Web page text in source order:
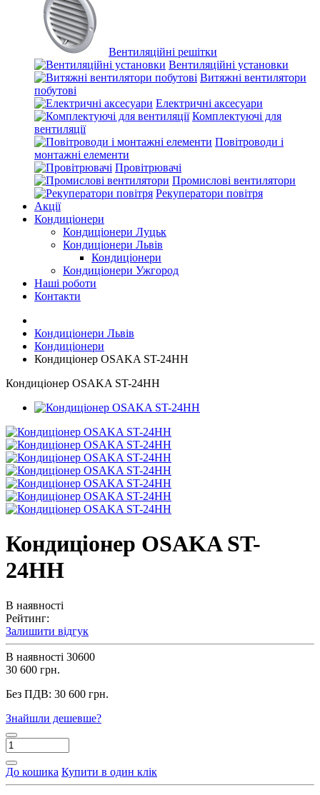
Вентиляційні решітки
Вентиляційні установки
Витяжні вентилятори
побутові
Електричні аксесуари
Комплектуючі для
вентиляції
Повітроводи і
монтажні елементи
Провітрювачі
Промислові вентилятори
Рекуператори повітря
Акції
Кондиціонери
Кондиціонери Луцьк
Кондиціонери Львів
Кондиціонери
Кондиціонери Ужгород
Наші роботи
Контакти
Кондиціонери Львів
Кондиціонери
Кондиціонер OSAKA ST-24HH
Кондиціонер OSAKA ST-24HH
Кондиціонер OSAKA ST-
24HH
В наявності
Рейтинг:
Залишити відгук
В наявності 30600
30 600 грн.
Без ПДВ: 30 600 грн.
Знайшли дешевше?
До кошика Купити в один клік